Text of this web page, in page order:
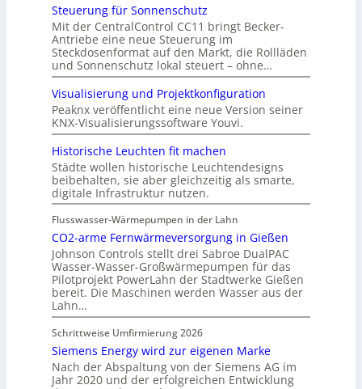
Steuerung für Sonnenschutz
Mit der CentralControl CC11 bringt Becker-
Antriebe eine neue Steuerung im
Steckdosenformat auf den Markt, die Rollläden
und Sonnenschutz lokal steuert – ohne…
Visualisierung und Projektkonfiguration
Peaknx veröffentlicht eine neue Version seiner
KNX-Visualisierungssoftware Youvi.
Historische Leuchten fit machen
Städte wollen historische Leuchtendesigns
beibehalten, sie aber gleichzeitig als smarte,
digitale Infrastruktur nutzen.
Flusswasser-Wärmepumpen in der Lahn
CO2-arme Fernwärmeversorgung in Gießen
Johnson Controls stellt drei Sabroe DualPAC
Wasser-Wasser-Großwärmepumpen für das
Pilotprojekt PowerLahn der Stadtwerke Gießen
bereit. Die Maschinen werden Wasser aus der
Lahn…
Schrittweise Umfirmierung 2026
Siemens Energy wird zur eigenen Marke
Nach der Abspaltung von der Siemens AG im
Jahr 2020 und der erfolgreichen Entwicklung